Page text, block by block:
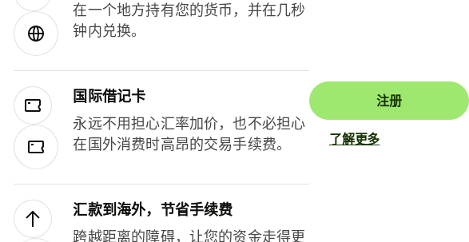
在一个地方持有您的货币，并在几秒
钟内兑换。
国际借记卡
永远不用担心汇率加价，也不必担心
在国外消费时高昂的交易手续费。
汇款到海外，节省手续费
跨越距离的障碍，让您的资金走得更
注册
了解更多